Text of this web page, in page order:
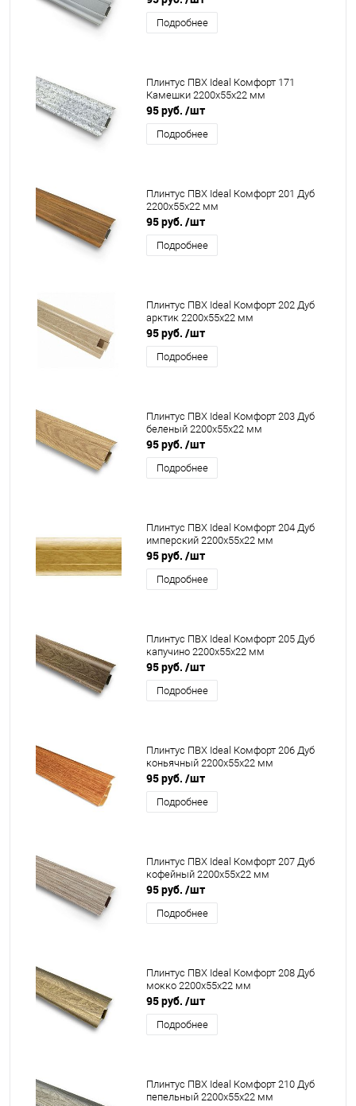
Подробнее
Плинтус ПВХ Ideal Комфорт 171
Камешки 2200x55x22 мм
95 руб. /шт
Подробнее
Плинтус ПВХ Ideal Комфорт 201 Дуб
2200x55x22 мм
95 руб. /шт
Подробнее
Плинтус ПВХ Ideal Комфорт 202 Дуб
арктик 2200x55x22 мм
95 руб. /шт
Подробнее
Плинтус ПВХ Ideal Комфорт 203 Дуб
беленый 2200x55x22 мм
95 руб. /шт
Подробнее
Плинтус ПВХ Ideal Комфорт 204 Дуб
имперский 2200x55x22 мм
95 руб. /шт
Подробнее
Плинтус ПВХ Ideal Комфорт 205 Дуб
капучино 2200x55x22 мм
95 руб. /шт
Подробнее
Плинтус ПВХ Ideal Комфорт 206 Дуб
коньячный 2200x55x22 мм
95 руб. /шт
Подробнее
Плинтус ПВХ Ideal Комфорт 207 Дуб
кофейный 2200x55x22 мм
95 руб. /шт
Подробнее
Плинтус ПВХ Ideal Комфорт 208 Дуб
мокко 2200x55x22 мм
95 руб. /шт
Подробнее
Плинтус ПВХ Ideal Комфорт 210 Дуб
пепельный 2200x55x22 мм